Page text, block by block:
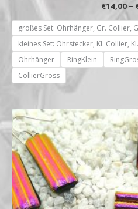
€14,00 –
großes Set: Ohrhänger, Gr. Collier,
kleines Set: Ohrstecker, Kl. Collier,
Ohrhänger
RingKlein
CollierGross